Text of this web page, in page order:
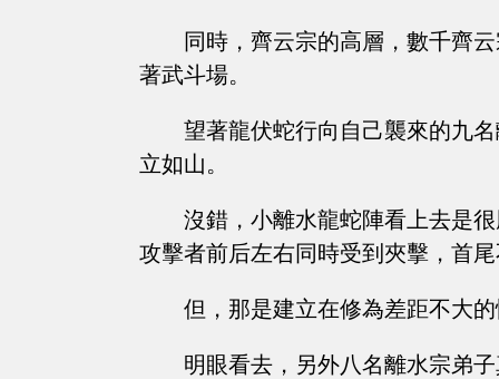
同時，齊云宗的高層，數千齊
著武斗場。
望著龍伏蛇行向自己襲來的九
立如山。
沒錯，小離水龍蛇陣看上去是
攻擊者前后左右同時受到夾擊，首
但，那是建立在修為差距不大
明眼看去，另外八名離水宗弟